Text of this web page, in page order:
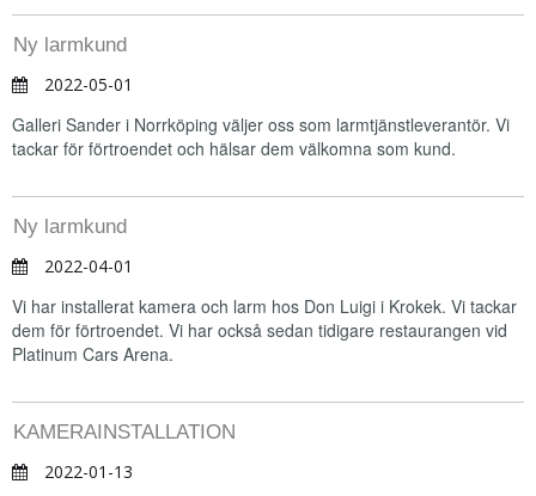
Ny larmkund
2022-05-01
Galleri Sander i Norrköping väljer oss som larmtjänstleverantör. Vi
tackar för förtroendet och hälsar dem välkomna som kund.
Ny larmkund
2022-04-01
Vi har installerat kamera och larm hos Don Luigi i Krokek. Vi tackar
dem för förtroendet. Vi har också sedan tidigare restaurangen vid
Platinum Cars Arena.
KAMERAINSTALLATION
2022-01-13